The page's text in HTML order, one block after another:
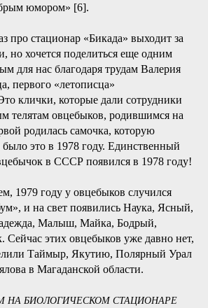
юмором» [6].
про стационар «Бикада» выходит за
но хочется поделиться еще одним
для нас благодаря трудам Валерия
первого «летописца»
клички, которые дали сотрудники
телятам овцебыков, родившимся на
родилась самочка, которую
это в 1978 году. Единственный
в СССР появился в 1978 году!
1979 году у овцебыков случился
и на свет появились Наука, Ясный,
Малыш, Майка, Бодрый,
этих овцебыков уже давно нет,
Таймыр, Якутию, Полярный Урал
в Магаданской области.
НА БИОЛОГИЧЕСКОМ СТАЦИОНАРЕ